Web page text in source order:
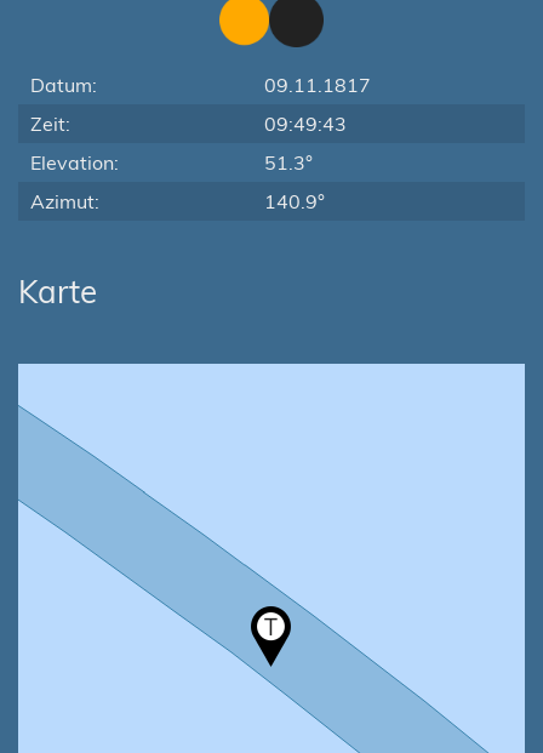
Datum:
09.11.1817
Zeit:
09:49:43
Elevation:
51.3°
Azimut:
140.9°
Karte